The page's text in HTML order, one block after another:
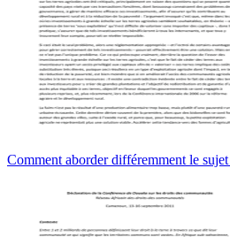
Comment aborder différemment le